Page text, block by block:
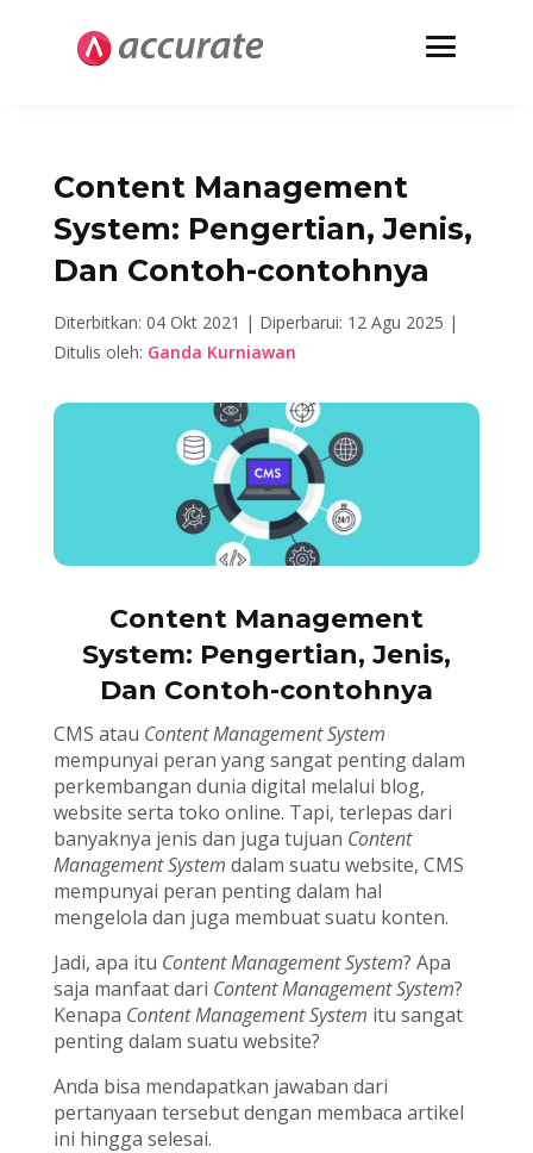
Content Management
System: Pengertian, Jenis,
Dan Contoh-contohnya
Diterbitkan: 04 Okt 2021 | Diperbarui: 12 Agu 2025 |
Ditulis oleh: Ganda Kurniawan
Content Management
System: Pengertian, Jenis,
Dan Contoh-contohnya
CMS atau Content Management System
mempunyai peran yang sangat penting dalam
perkembangan dunia digital melalui blog,
website serta toko online. Tapi, terlepas dari
banyaknya jenis dan juga tujuan Content
Management System dalam suatu website, CMS
mempunyai peran penting dalam hal
mengelola dan juga membuat suatu konten.
Jadi, apa itu Content Management System? Apa
saja manfaat dari Content Management System?
Kenapa Content Management System itu sangat
penting dalam suatu website?
Anda bisa mendapatkan jawaban dari
pertanyaan tersebut dengan membaca artikel
ini hingga selesai.